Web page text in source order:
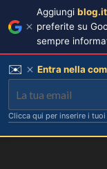
Aggiungi blog.it
preferite su
sempre
✉️ Entra nella
Clicca qui per inserire i